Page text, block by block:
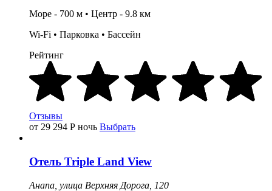
Море - 700 м • Центр - 9.8 км
Wi-Fi • Парковка • Бассейн
Рейтинг
Отзывы
от 29 294 Р ночь Выбрать
Отель Triple Land View
Анапа, улица Верхняя Дорога, 120